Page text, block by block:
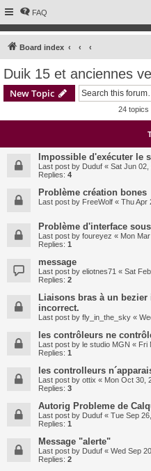
FAQ
Board index
Duik 15 et anciennes
New Topic
24 topics
Impossible d'exécuter le
Last post by Duduf « Sat Jun 02,
Replies: 4
Problème création bones
Last post by FreeWolf « Thu Apr
Problème d'interface
Last post by foureyez « Mon
Replies: 1
message
Last post by eliotnes71 « Sat
Replies: 2
Liaisons bras à un
incorrect.
Last post by fly_in_the_sky «
les contrôleurs ne
Last post by le studio MGN « Fri
Replies: 1
les controlleurs
Last post by ottix « Mon Oct 30,
Replies: 3
Autorig Probleme de
Last post by Duduf « Tue Sep
Replies: 1
Message "alerte"
Last post by Duduf « Wed Sep
Replies: 2